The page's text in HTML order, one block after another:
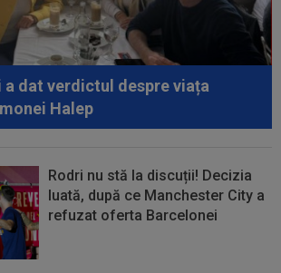
Udinese a dat lovitura...
Musi a dat declarația serii, după
o pe FC Voluntari cu...
- Sporting 2-2. Meci
a fost titular. Cele mai...
a dat verdictul despre viața
Halep
Rodri nu stă la discuții! Decizia
luată, după ce Manchester City a
refuzat oferta Barcelonei